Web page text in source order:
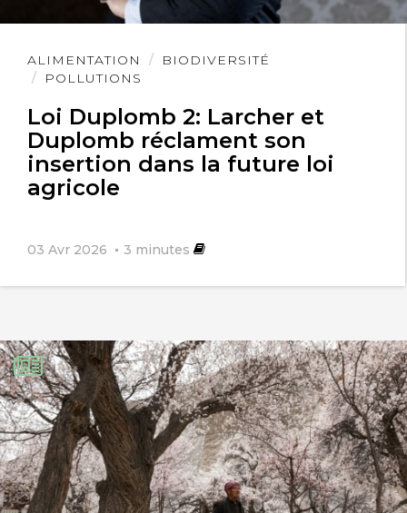
ALIMENTATION
BIODIVERSITÉ
POLLUTIONS
Loi Duplomb 2: Larcher et
Duplomb réclament son
insertion dans la future loi
agricole
03 Avr 2026 3 minutes
Lire
l'article